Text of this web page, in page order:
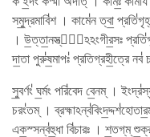
সমু॒দ্রমাবি॑শ । কামে॑ন ত্বা॒
। উ॒ত্তা॒নস্ত্বা᳚ঽঽংগীর॒সঃ
দা॒তা পুরু॑ষ॒মাপঃ॑ প্রতিগ্রহী॒ত্রে
সু॒বর্ণং॑ ঘ॒র্মং পরি॑বেদ বে॒নম্ ।
চরং॑তম্ ।
এক॒স্সন্ব॑হু॒ধা বি॑চারঃ । শ॒তগ্​ম্